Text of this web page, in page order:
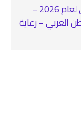
🏥التمريض المنزلي في الوطن العربي لعام 2026 –
العربي – رعاية